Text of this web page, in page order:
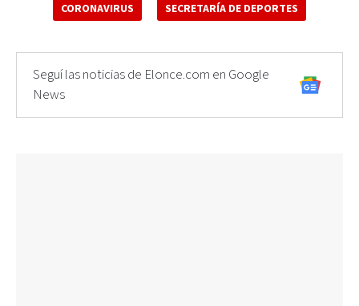
CORONAVIRUS SECRETARÍA DE DEPORTES
Seguí las noticias de Elonce.com en Google
News